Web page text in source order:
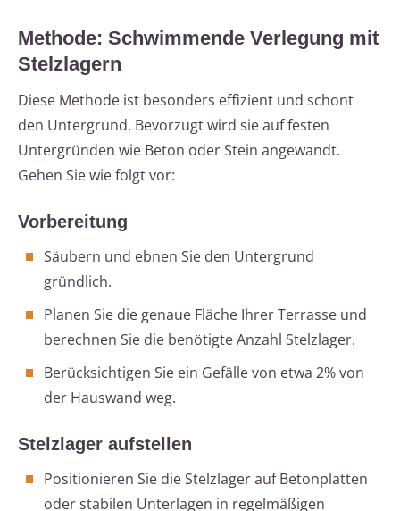
Methode: Schwimmende Verlegung mit
Stelzlagern
Diese Methode ist besonders effizient und schont
den Untergrund. Bevorzugt wird sie auf festen
Untergründen wie Beton oder Stein angewandt.
Gehen Sie wie folgt vor:
Vorbereitung
Säubern und ebnen Sie den Untergrund
gründlich.
Planen Sie die genaue Fläche Ihrer Terrasse und
berechnen Sie die benötigte Anzahl Stelzlager.
Berücksichtigen Sie ein Gefälle von etwa 2% von
der Hauswand weg.
Stelzlager aufstellen
Positionieren Sie die Stelzlager auf Betonplatten
oder stabilen Unterlagen in regelmäßigen